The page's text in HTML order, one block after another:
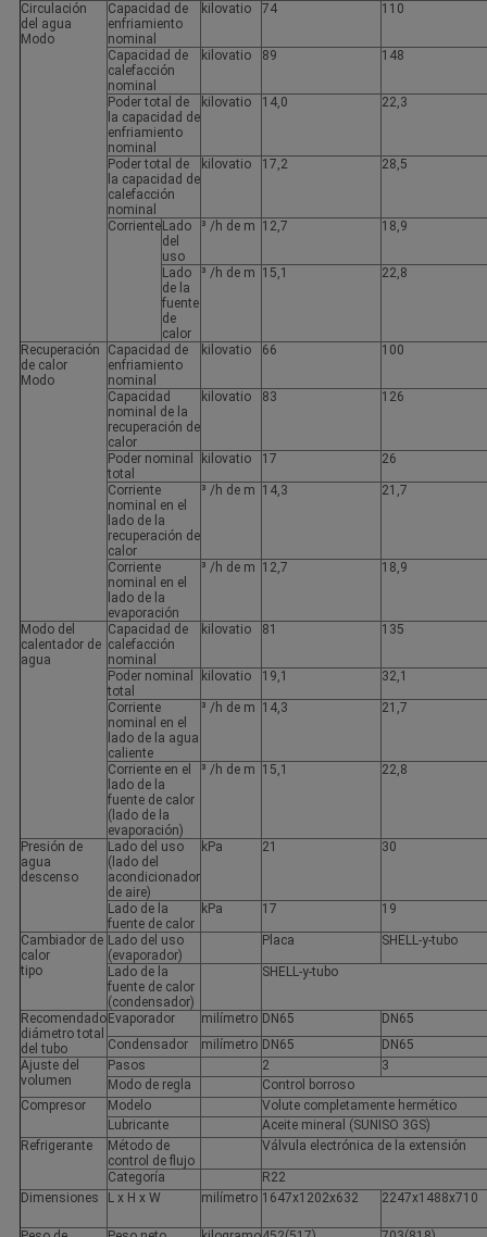
Circulación
del agua
Modo
Capacidad de
enfriamiento
nominal
kilovatio 74 110
Capacidad de
calefacción
nominal
kilovatio 89 148
Poder total de
la capacidad de
enfriamiento
nominal
kilovatio 14,0 22,3
Poder total de
la capacidad de
calefacción
nominal
kilovatio 17,2 28,5
Corriente Lado
del
uso
³ /h de m 12,7 18,9
Lado
de la
fuente
de
calor
³ /h de m 15,1 22,8
Recuperación
de calor
Modo
Capacidad de
enfriamiento
nominal
kilovatio 66 100
Capacidad
nominal de la
recuperación de
calor
kilovatio 83 126
Poder nominal
total
kilovatio 17 26
Corriente
nominal en el
lado de la
recuperación de
calor
³ /h de m 14,3 21,7
Corriente
nominal en el
lado de la
evaporación
³ /h de m 12,7 18,9
Modo del
calentador de
agua
Capacidad de
calefacción
nominal
kilovatio 81 135
Poder nominal
total
kilovatio 19,1 32,1
Corriente
nominal en el
lado de la agua
caliente
³ /h de m 14,3 21,7
Corriente en el
lado de la
fuente de calor
(lado de la
evaporación)
³ /h de m 15,1 22,8
Presión de
agua
descenso
Lado del uso
(lado del
acondicionador
de aire)
kPa 21 30
Lado de la
fuente de calor
kPa 17 19
Cambiador de
calor
tipo
Lado del uso
(evaporador)
Placa SHELL-y-tubo
Lado de la
fuente de calor
(condensador)
SHELL-y-tubo
Recomendado
diámetro total
del tubo
Evaporador milímetro DN65
DN65
Condensador
milímetro DN65
DN65
Ajuste del
volumen
Pasos 2
3
Modo de regla
Control borroso
Compresor
Modelo
Volute completamente hermético
Lubricante
Aceite mineral (SUNISO 3GS)
Refrigerante
Método de
control de flujo
Válvula electrónica de la extensión
Categoría
R22
Dimensiones
L x H x W milímetro 1647x1202x632 2247x1488x710